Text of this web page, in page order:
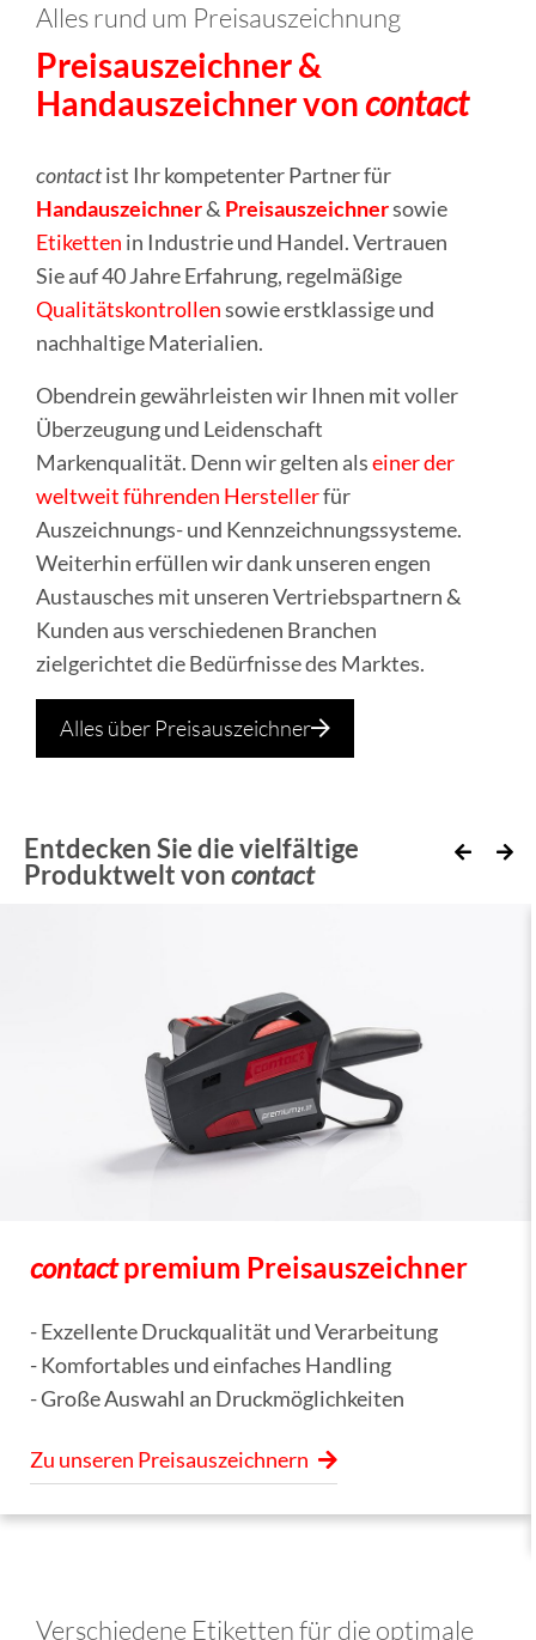
Alles rund um Preisauszeichnung
Preisauszeichner &
Handauszeichner voncontact
contactist Ihr kompetenter Partner für
Handauszeichner& Preisauszeichnersowie
Etiketten in Industrie und Handel. Vertrauen
Sie auf 40 Jahre Erfahrung, regelmäßige
Qualitätskontrollensowie erstklassige und
nachhaltige Materialien.
Obendrein gewährleisten wir Ihnen mit voller
Überzeugung und Leidenschaft
Markenqualität. Denn wir gelten alseiner der
weltweit führenden Herstellerfür
Auszeichnungs- und Kennzeichnungssysteme.
Weiterhin erfüllen wir dank unseren engen
Austausches mit unseren Vertriebspartnern &
Kunden aus verschiedenen Branchen
zielgerichtet die Bedürfnisse des Marktes.
Alles über Preisauszeichner
Entdecken Sie die vielfältige
Produktwelt voncontact
contactpremium Preisauszeichner
- Exzellente Druckqualität und Verarbeitung
- Komfortables und einfaches Handling
- Große Auswahl an Druckmöglichkeiten
Zu unseren Preisauszeichnern
Verschiedene Etiketten für die optimale